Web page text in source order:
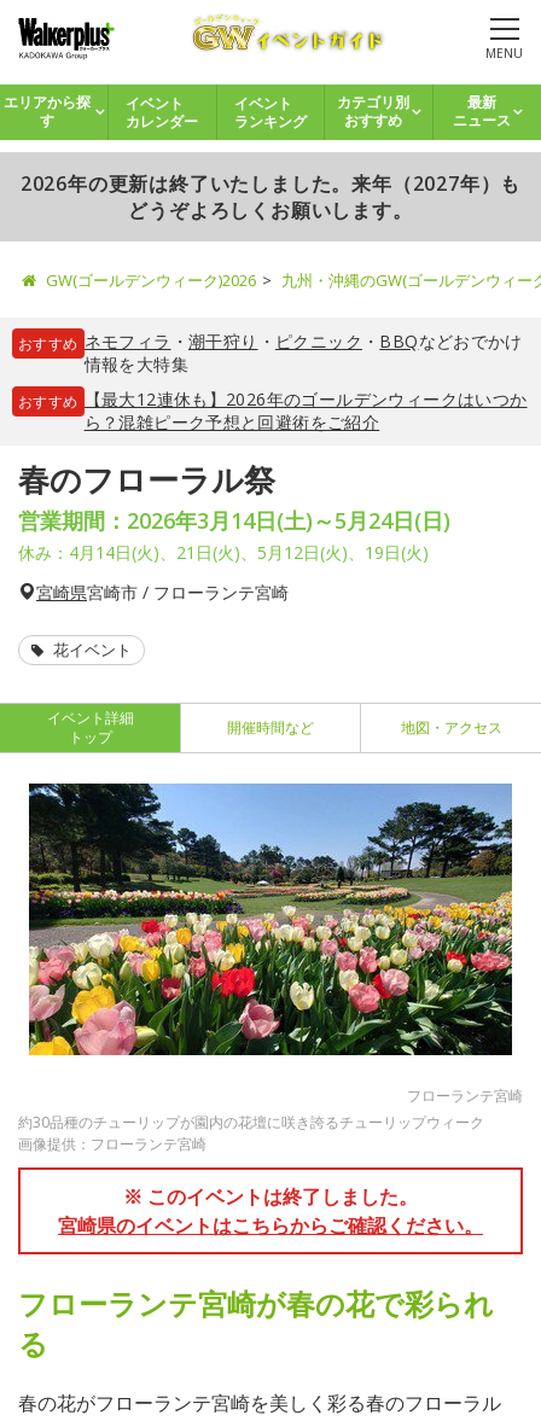
MENU
エリアから探
す
イベント
カレンダー
イベント
ランキング
カテゴリ別
おすすめ
最新
ニュース
2026年の更新は終了いたしました。来年（2027年）も
どうぞよろしくお願いします。
GW(ゴールデンウィーク)2026 九州・沖縄のGW(ゴールデンウィ
おすすめ ネモフィラ ・ 潮干狩り ・ ピクニック ・ BBQなどおでかけ
情報を大特集
おすすめ
【最大12連休も】2026年のゴールデンウィークはいつか
ら？混雑ピーク予想と回避術をご紹介
春のフローラル祭
営業期間：2026年3月14日(土)～5月24日(日)
休み：4月14日(火)、21日(火)、5月12日(火)、19日(火)
宮崎県宮崎市 / フローランテ宮崎
花イベント
イベント詳細
トップ
開催時間など 地図・アクセス
フローランテ宮崎
約30品種のチューリップが園内の花壇に咲き誇るチューリップウィーク
画像提供：フローランテ宮崎
※ このイベントは終了しました。
宮崎県のイベントはこちらからご確認ください。
フローランテ宮崎が春の花で彩られ
る
春の花がフローランテ宮崎を美しく彩る春のフローラル